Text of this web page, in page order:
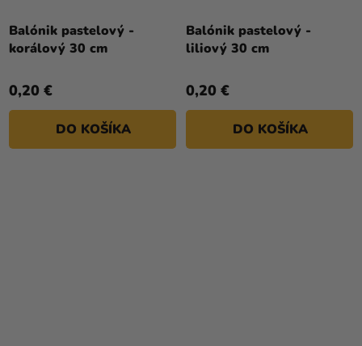
Balónik pastelový -
korálový 30 cm
0,20 €
DO KOŠÍKA
Balónik pastelový -
liliový 30 cm
0,20 €
DO KOŠÍKA